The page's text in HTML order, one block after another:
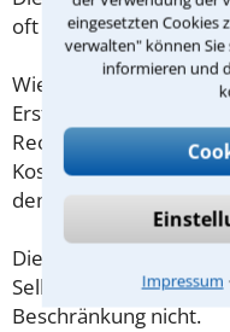
eingesetzten Cookies
verwalten" können
informieren und
Impressum
oft geringer als
Wieviel ein
Erstberatung
Kosten für das erste
demnach maximal
Diese Regelung gilt
Selbstständige oder
Beschränkung nicht.